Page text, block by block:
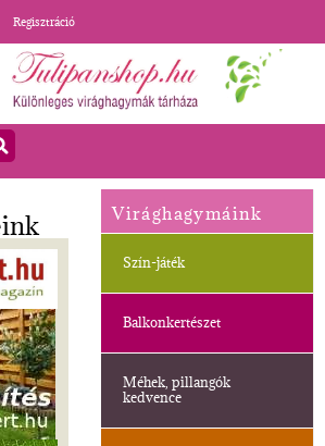
Regisztráció
Virághagymáink
Szín-játék
Balkonkertészet
Méhek, pillangók
kedvence